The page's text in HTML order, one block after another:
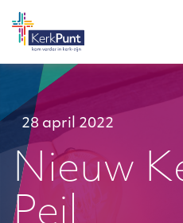
28 april 2022
Nieuw
Peil